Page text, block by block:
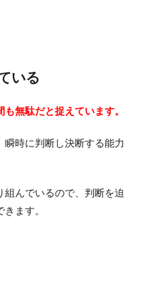
いる
無駄だと捉えています。
時に判断し決断する能力
組んでいるので、判断を迫
ます。